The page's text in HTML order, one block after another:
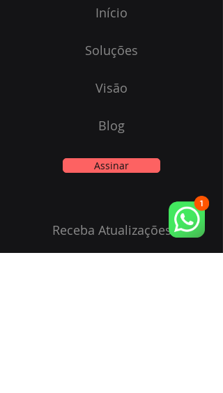
Início
Soluções
Visão
Blog
Assinar
Receba Atualizações